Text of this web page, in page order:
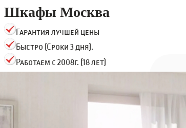
Шкафы Москва
Гарантия лучшей цены
Быстро (Сроки 3 дня).
Работаем с 2008г. (18 лет)